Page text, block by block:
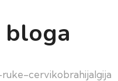
bloga